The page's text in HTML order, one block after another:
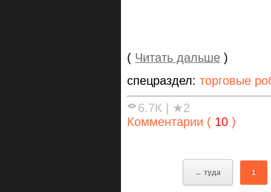
( Читать дальше )
спецраздел: торговые
6.7К
★2
Комментарии ( 10 )
← туда 1